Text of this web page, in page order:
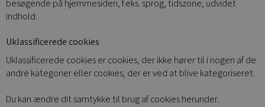
besøgende på hjemmesiden, f.eks. sprog, tidszone, udvidet
indhold.
Uklassificerede cookies
Uklassificerede cookies er cookies, der ikke hører til i nogen af de
andre kategorier eller cookies, der er ved at blive kategoriseret.
Du kan ændre dit samtykke til brug af cookies herunder.